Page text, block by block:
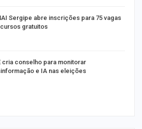
Sergipe abre inscrições para 75 vagas
gratuitos
cria conselho para monitorar
e IA nas eleições